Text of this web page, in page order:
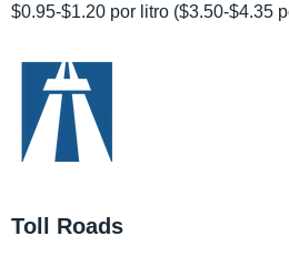
$0.95-$1.20 por litro ($3.50-$4.35
Toll Roads